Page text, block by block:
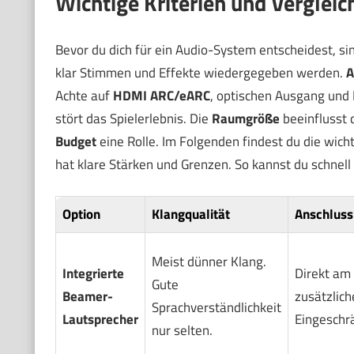
Bevor du dich für ein Audio-System entscheidest,
klar Stimmen und Effekte wiedergegeben werden.
Achte aufHDMI ARC/eARC, optischen Ausgang
stört das Spielerlebnis. Die Raumgröße beeinflusst
Budgeteine Rolle. Im Folgenden findest du die
hat klare Stärken und Grenzen. So kannst du
Option Klangqualität
Integrierte
Beamer-
Lautsprecher
Meist dünner Klang.
Gute
Sprachverständlichkeit
nur selten.
Direkt